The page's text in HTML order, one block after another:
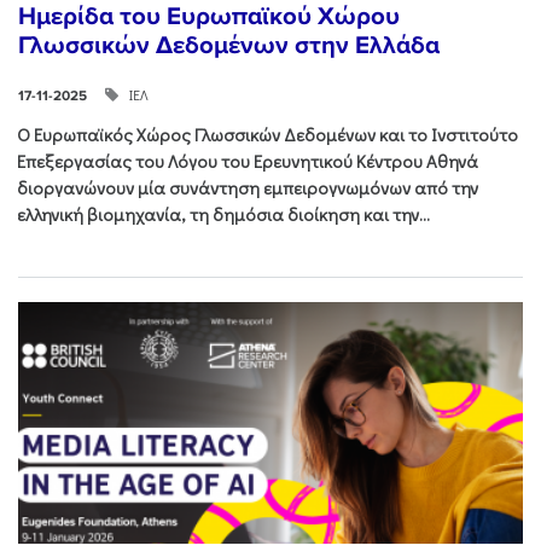
Ημερίδα του Ευρωπαϊκού Χώρου
Γλωσσικών Δεδομένων στην Ελλάδα
17-11-2025 ΙΕΛ
Ο Ευρωπαϊκός Χώρος Γλωσσικών Δεδομένων και το Ινστιτούτο
Επεξεργασίας του Λόγου του Ερευνητικού Κέντρου Αθηνά
διοργανώνουν μία συνάντηση εμπειρογνωμόνων από την
ελληνική βιομηχανία, τη δημόσια διοίκηση και την...